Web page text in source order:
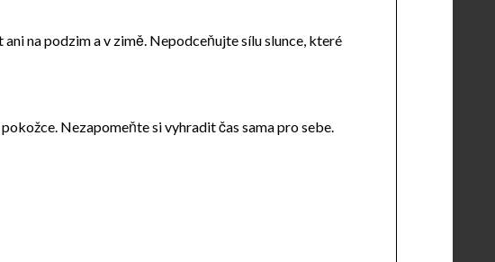
na podzim a v zimě. Nepodceňujte sílu slunce, které
Nezapomeňte si vyhradit čas sama pro sebe.